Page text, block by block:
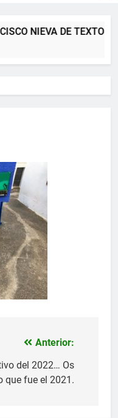
NIEVA DE TEXTOS
Anterior:
del 2022… Os
que fue el 2021.